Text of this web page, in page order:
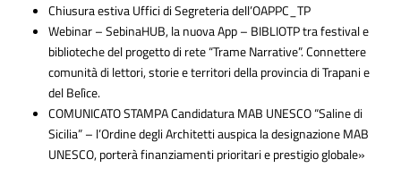
Chiusura estiva Uffici di Segreteria dell’OAPPC_TP
Webinar – SebinaHUB, la nuova App – BIBLIOTP tra festival e
biblioteche del progetto di rete “Trame Narrative”. Connettere
comunità di lettori, storie e territori della provincia di Trapani e
del Belìce.
COMUNICATO STAMPA Candidatura MAB UNESCO “Saline di
Sicilia” – l’Ordine degli Architetti auspica la designazione MAB
UNESCO, porterà finanziamenti prioritari e prestigio globale»